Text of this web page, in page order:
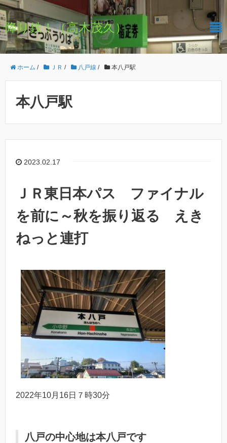
降り鉄！（高木茂久）
ホーム / ＪＲ / 八戸線 / 本八戸駅
本八戸駅
2023.02.17
ＪＲ東日本パス ファイナル
を前に～秋を振り返る えき
ねっと連打
2022年10月16日７時30分
八戸の中心地は本八戸です